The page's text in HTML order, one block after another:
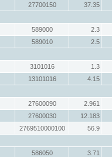
27700150
37.35
589000
2.3
589010
2.5
3101016
1.3
13101016
4.15
27600090
2.961
27600030
12.183
2769510000100
56.9
586050
3.71